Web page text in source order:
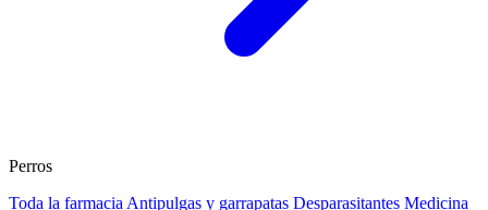
Perros
Toda la farmacia Antipulgas y garrapatas Desparasitantes Medicina